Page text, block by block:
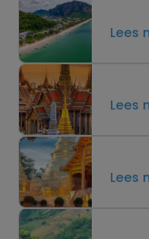
Lees
Lees
Lees